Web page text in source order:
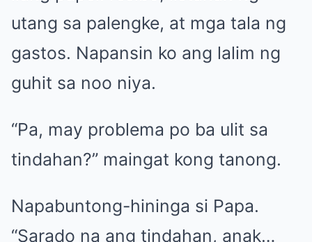
utang sa palengke, at mga tala ng
gastos. Napansin ko ang lalim ng
guhit sa noo niya.
“Pa, may problema po ba ulit sa
tindahan?” maingat kong tanong.
Napabuntong-hininga si Papa.
“Sarado na ang tindahan, anak…